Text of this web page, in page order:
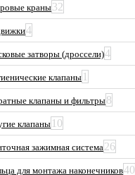
краны32
4
затворы (дроссели)4
клапаны 1
клапаны и фильтры8
клапаны 10
зажимная система26
для монтажа наконечников40